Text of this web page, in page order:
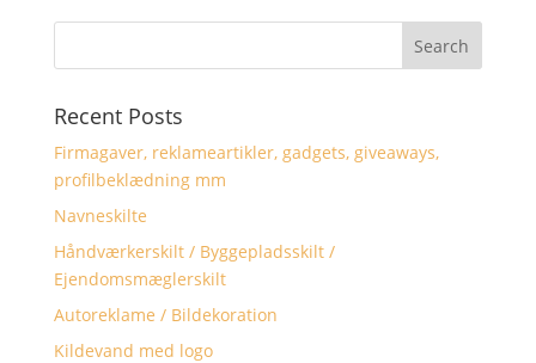
Recent Posts
Firmagaver, reklameartikler, gadgets, giveaways,
profilbeklædning mm
Navneskilte
Håndværkerskilt / Byggepladsskilt /
Ejendomsmæglerskilt
Autoreklame / Bildekoration
Kildevand med logo